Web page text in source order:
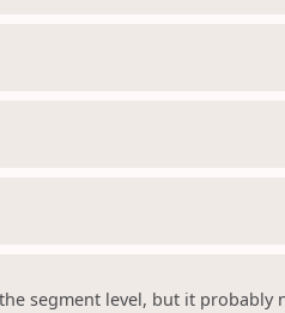
segment level, but it